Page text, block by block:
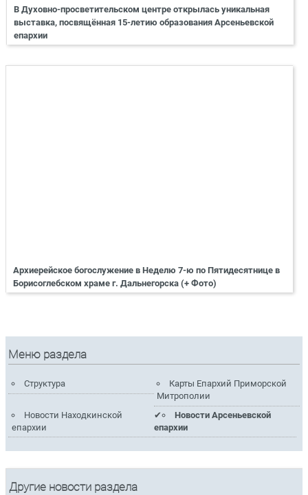
В Духовно-просветительском центре открылась уникальная
выставка, посвящённая 15-летию образования Арсеньевской
епархии
Архиерейское богослужение в Неделю 7-ю по Пятидесятнице в
Борисоглебском храме г. Дальнегорска (+ Фото)
Меню раздела
Структура
Карты Епархий Приморской
Митрополии
Новости Находкинской
епархии
Новости Арсеньевской
епархии
Другие новости раздела